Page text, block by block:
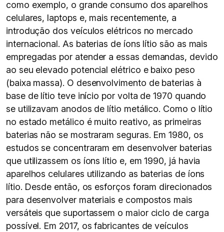
como exemplo, o grande consumo dos aparelhos
celulares, laptops e, mais recentemente, a
introdução dos veículos elétricos no mercado
internacional. As baterias de íons lítio são as mais
empregadas por atender a essas demandas, devido
ao seu elevado potencial elétrico e baixo peso
(baixa massa). O desenvolvimento de baterias à
base de lítio teve início por volta de 1970 quando
se utilizavam anodos de lítio metálico. Como o lítio
no estado metálico é muito reativo, as primeiras
baterias não se mostraram seguras. Em 1980, os
estudos se concentraram em desenvolver baterias
que utilizassem os íons lítio e, em 1990, já havia
aparelhos celulares utilizando as baterias de íons
lítio. Desde então, os esforços foram direcionados
para desenvolver materiais e compostos mais
versáteis que suportassem o maior ciclo de carga
possível. Em 2017, os fabricantes de veículos